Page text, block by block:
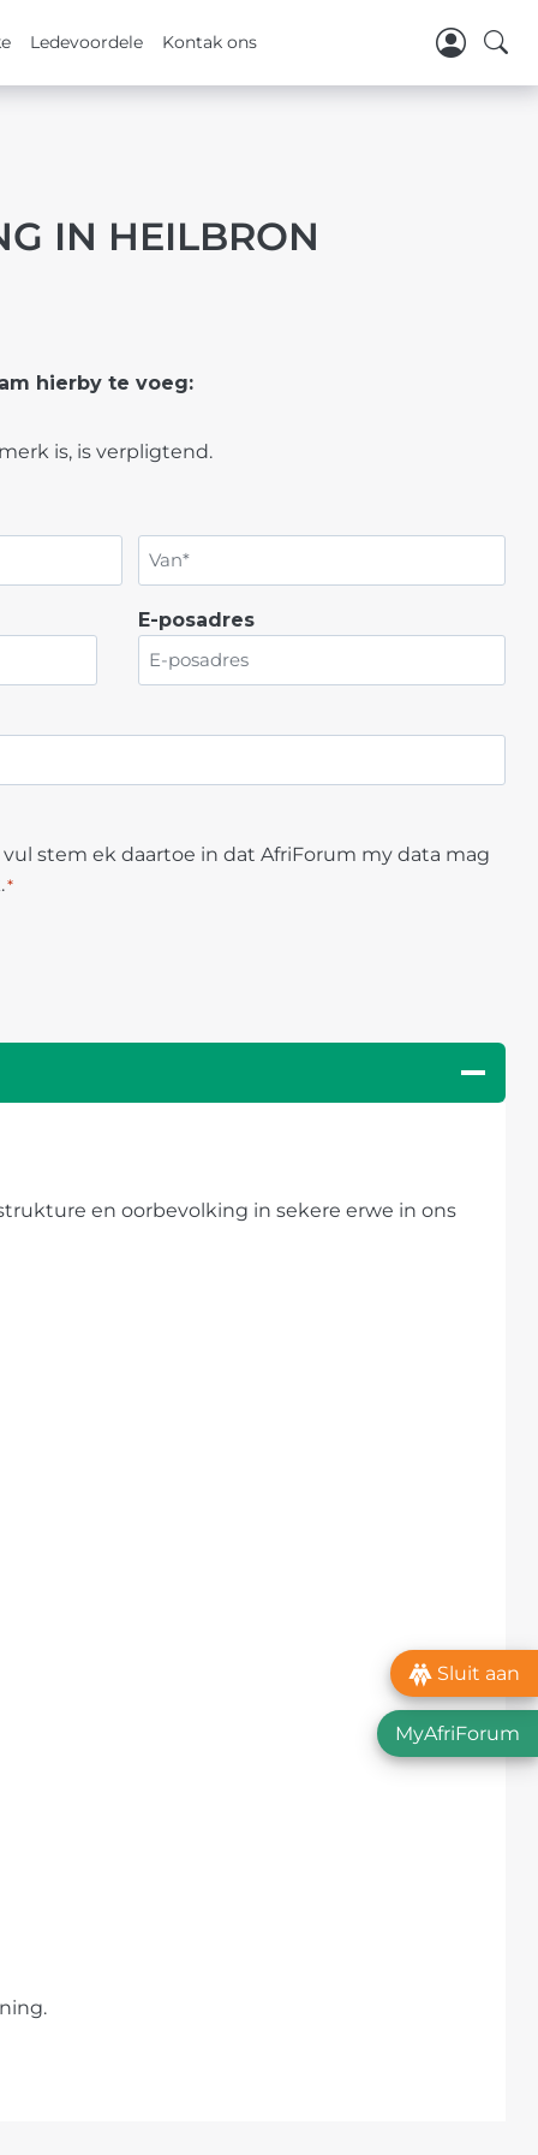
Ledevoordele Kontak ons
IN HEILBRON
hierby te voeg:
is, is verpligtend.
a
E-posadres
stem ek daartoe in dat AfriForum my data mag
*
en oorbevolking in sekere erwe in ons
Sluit aan
MyAfriForum